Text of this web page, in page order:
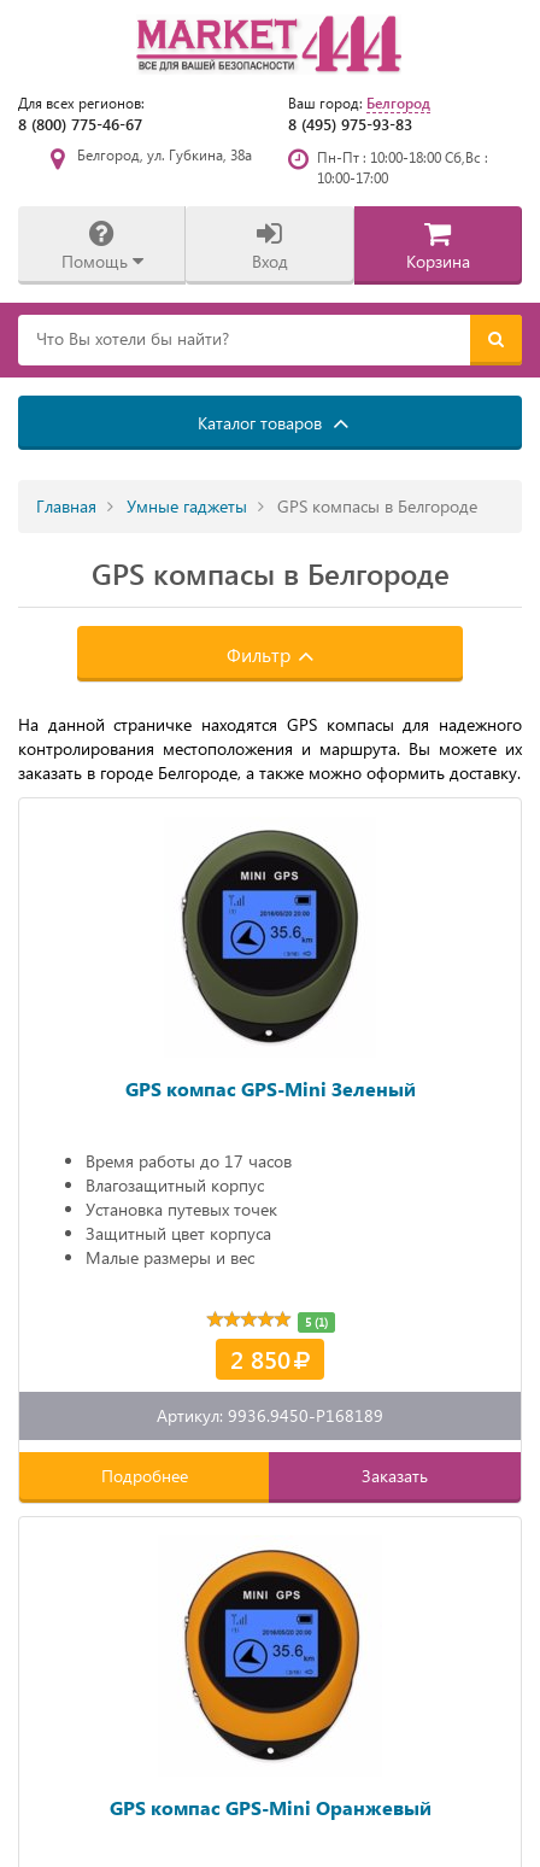
Для всех регионов:
8 (800) 775-46-67
Ваш город: Белгород
8 (495) 975-93-83
Белгород, ул. Губкина, 38а
Пн-Пт : 10:00-18:00 Сб,Вс :
10:00-17:00
Помощь Вход Корзина
Каталог товаров
Главная Умные гаджеты GPS компасы в Белгороде
GPS компасы в Белгороде
Фильтр
На данной страничке находятся GPS компасы для надежного
контролирования местоположения и маршрута. Вы можете их
заказать в городе Белгороде, а также можно оформить доставку.
GPS компас GPS-Mini Зеленый
Время работы до 17 часов
Влагозащитный корпус
Установка путевых точек
Защитный цвет корпуса
Малые размеры и вес
5 (1)
2 850
Артикул: 9936.9450-P168189
Подробнее Заказать
GPS компас GPS-Mini Оранжевый